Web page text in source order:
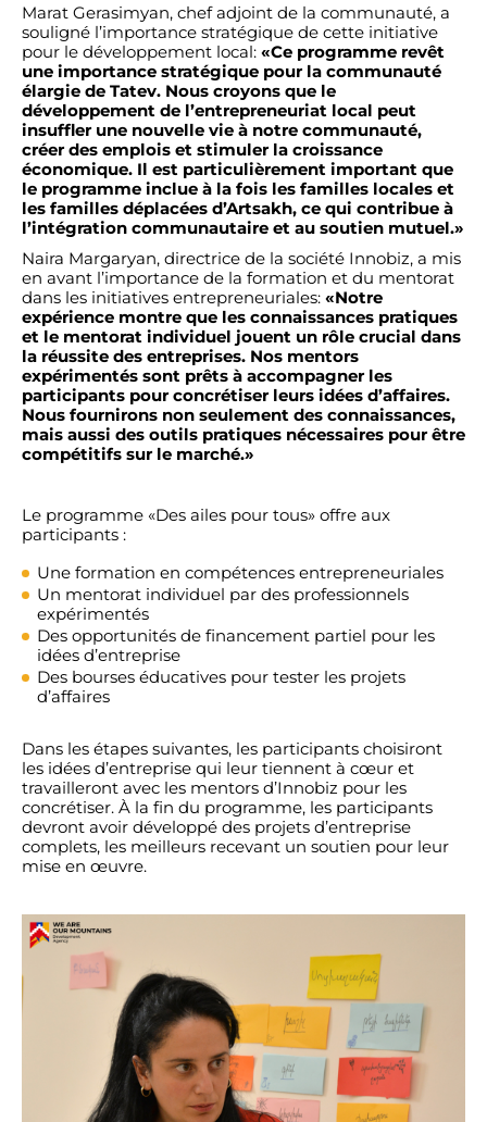
Marat Gerasimyan, chef adjoint de la communauté, a
souligné l’importance stratégique de cette initiative
pour le développement local: «Ce programme revêt
une importance stratégique pour la communauté
élargie de Tatev. Nous croyons que le
développement de l’entrepreneuriat local peut
insuffler une nouvelle vie à notre communauté,
créer des emplois et stimuler la croissance
économique. Il est particulièrement important que
le programme inclue à la fois les familles locales et
les familles déplacées d’Artsakh, ce qui contribue à
l’intégration communautaire et au soutien mutuel.»
Naira Margaryan, directrice de la société Innobiz, a mis
en avant l’importance de la formation et du mentorat
dans les initiatives entrepreneuriales: «Notre
expérience montre que les connaissances pratiques
et le mentorat individuel jouent un rôle crucial dans
la réussite des entreprises. Nos mentors
expérimentés sont prêts à accompagner les
participants pour concrétiser leurs idées d’affaires.
Nous fournirons non seulement des connaissances,
mais aussi des outils pratiques nécessaires pour être
compétitifs sur le marché.»
Le programme «Des ailes pour tous» offre aux
participants :
Une formation en compétences entrepreneuriales
Un mentorat individuel par des professionnels
expérimentés
Des opportunités de financement partiel pour les
idées d’entreprise
Des bourses éducatives pour tester les projets
d’affaires
Dans les étapes suivantes, les participants choisiront
les idées d’entreprise qui leur tiennent à cœur et
travailleront avec les mentors d’Innobiz pour les
concrétiser. À la fin du programme, les participants
devront avoir développé des projets d’entreprise
complets, les meilleurs recevant un soutien pour leur
mise en œuvre.